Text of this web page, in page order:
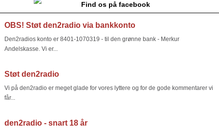
Find os på facebook
OBS! Støt den2radio via bankkonto
Den2radios konto er 8401-1070319 - til den grønne bank - Merkur
Andelskasse. Vi er...
Støt den2radio
Vi på den2radio er meget glade for vores lyttere og for de gode kommentarer vi
får...
den2radio - snart 18 år